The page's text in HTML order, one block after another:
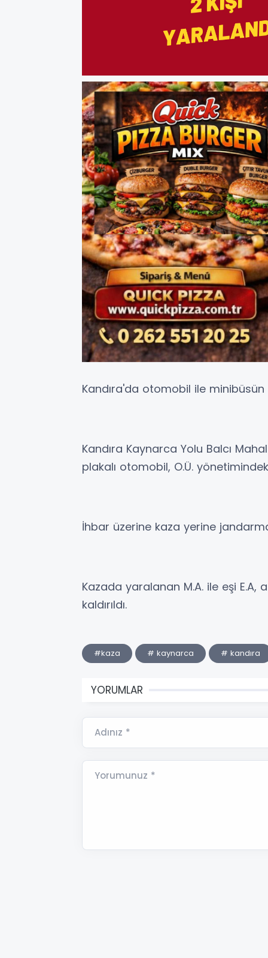
Kandıra'da otomobil ile minibüsün
Kandıra Kaynarca Yolu Balcı
plakalı otomobil, O.Ü.
İhbar üzerine kaza yerine
Kazada yaralanan M.A. ile eşi
kaldırıldı.
#kaza # kaynarca # kandıra
YORUMLAR
Adınız *
Yorumunuz *